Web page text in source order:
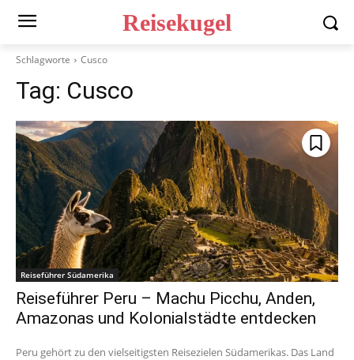
Reisekugel
Schlagworte Cusco
Tag: Cusco
Reiseführer Südamerika
Reiseführer Peru – Machu Picchu, Anden,
Amazonas und Kolonialstädte entdecken
Peru gehört zu den vielseitigsten Reisezielen Südamerikas. Das Land